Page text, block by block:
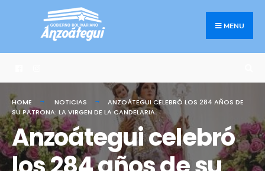
MENU
HOME NOTICIAS
ANZOÁTEGUI CELEBRÓ LOS 284 AÑOS DE
SU PATRONA: LA VIRGEN DE LA CANDELARIA
Anzoátegui celebró
Search